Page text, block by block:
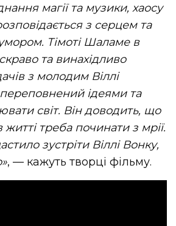
магії та музики, хаосу
з серцем та
Тімоті Шаламе в
та винахідливо
з молодим Віллі
ідеями та
світ. Він доводить, що
житті треба починати з мрії.
зустріти Віллі Вонку,
, — кажуть творці фільму.